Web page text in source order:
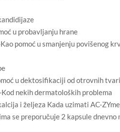
u probavljanju hrane
pomoć u smanjenju povišenog
u dektosifikaciji od otrovnih
nekih dermatoloških problema
i željeza Kada uzimati AC-
se preporučuje 2 kapsule dnevno